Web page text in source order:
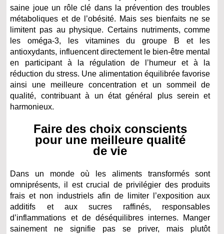
saine joue un rôle clé dans la prévention des troubles
métaboliques et de l’obésité. Mais ses bienfaits ne se
limitent pas au physique. Certains nutriments, comme
les oméga-3, les vitamines du groupe B et les
antioxydants, influencent directement le bien-être mental
en participant à la régulation de l’humeur et à la
réduction du stress. Une alimentation équilibrée favorise
ainsi une meilleure concentration et un sommeil de
qualité, contribuant à un état général plus serein et
harmonieux.
Faire des choix conscients
pour une meilleure qualité
de vie
Dans un monde où les aliments transformés sont
omniprésents, il est crucial de privilégier des produits
frais et non industriels afin de limiter l’exposition aux
additifs et aux sucres raffinés, responsables
d’inflammations et de déséquilibres internes. Manger
sainement ne signifie pas se priver, mais plutôt